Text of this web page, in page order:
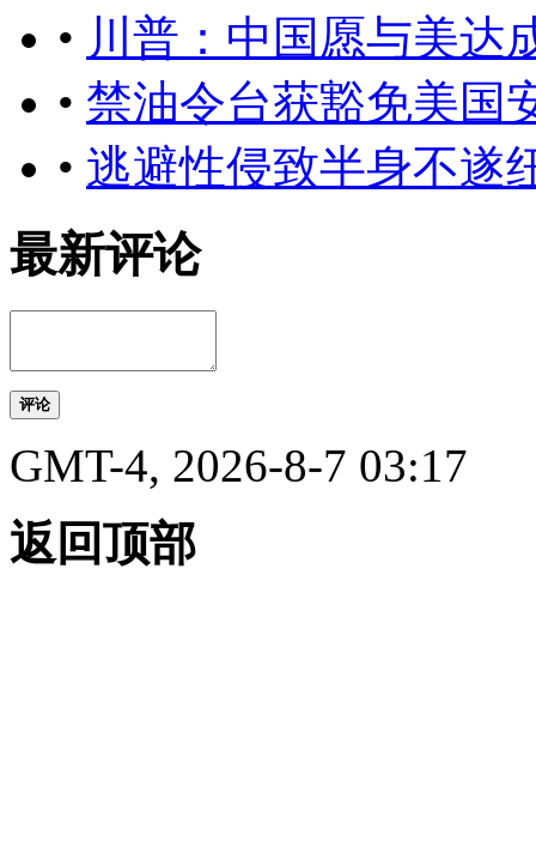
• 川普：中国愿与美
• 禁油令台获豁免美国
• 逃避性侵致半身不遂
最新评论
评论
GMT-4, 2026-8-7 03:17
返回顶部